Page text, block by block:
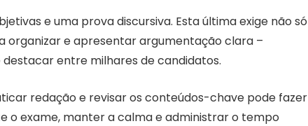
e uma prova discursiva. Esta última exige não só
organizar e apresentar argumentação clara –
entre milhares de candidatos.
redação e revisar os conteúdos-chave pode fazer
o exame, manter a calma e administrar o tempo